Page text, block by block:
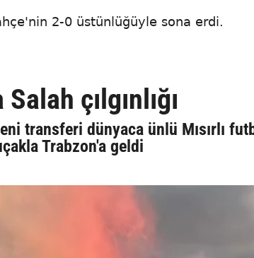
2-0 üstünlüğüyle sona erdi.
çılgınlığı
transferi dünyaca ünlü Mısırlı
Trabzon'a geldi